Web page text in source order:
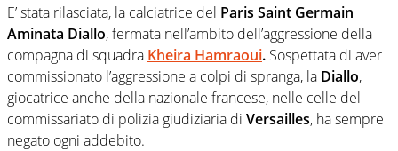
E’ stata rilasciata, la calciatrice del Paris Saint Germain
Aminata Diallo, fermata nell’ambito dell’aggressione della
compagna di squadra Kheira Hamraoui. Sospettata di aver
commissionato l’aggressione a colpi di spranga, la Diallo,
giocatrice anche della nazionale francese, nelle celle del
commissariato di polizia giudiziaria di Versailles, ha sempre
negato ogni addebito.